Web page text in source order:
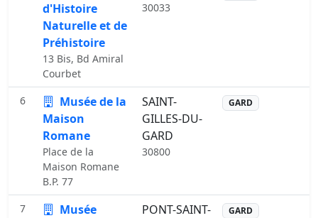
d'Histoire
Naturelle et de
Préhistoire
13 Bis, Bd Amiral
Courbet
30033
6
Musée de la
Maison
Romane
Place de la
Maison Romane
B.P. 77
SAINT-
GILLES-DU-
GARD
30800
GARD
7
Musée
PONT-SAINT-
GARD